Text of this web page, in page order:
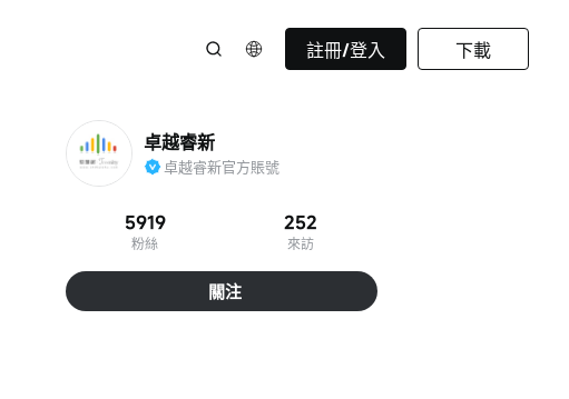
註冊/登入 下載
卓越睿新
卓越睿新官方賬號
5919
粉絲
252
來訪
關注